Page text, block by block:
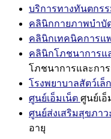
บริการทางทันตกร
คลินิกกายภาพบำบั
คลินิกเทคนิคการแ
คลินิกโภชนาการแ
โภชนาการและกา
โรงพยาบาลสัตว์เล็
ศูนย์เอ็มเน็ต ศูนย์เอ็
ศูนย์ส่งเสริมสุขภาว
อายุ